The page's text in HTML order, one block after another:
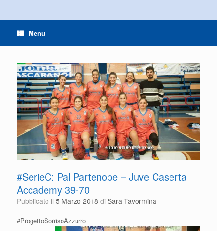
Menu
#SerieC: Pal Partenope – Juve Caserta
Accademy 39-70
Pubblicato il 5 Marzo 2018 di Sara Tavormina
#ProgettoSorrisoAzzurro